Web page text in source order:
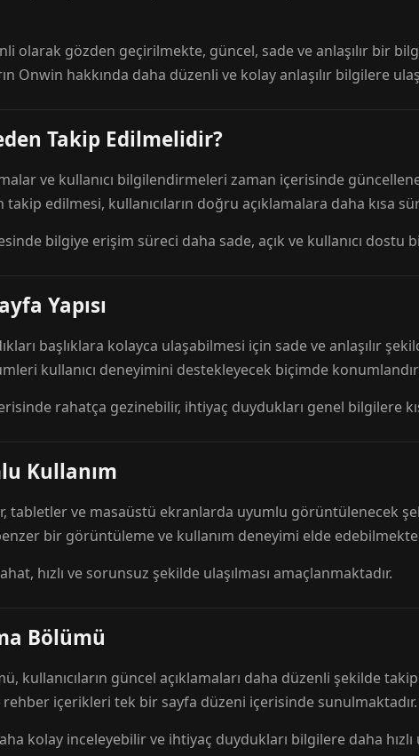
olarak gözden geçirilmekte, güncel, sade ve anlaşılır bir
Onwin hakkında daha düzenli ve kolay anlaşılır bilgilere
Takip Edilmelidir?
ve kullanıcı bilgilendirmeleri zaman içerisinde
edilmesi, kullanıcıların doğru açıklamalara daha kısa
bilgiye erişim süreci daha sade, açık ve kullanıcı dostu
Yapısı
başlıklara kolayca ulaşabilmesi için sade ve anlaşılır
kullanıcı deneyimini destekleyecek biçimde
rahatça gezinebilir, ihtiyaç duydukları genel bilgilere
Kullanım
tabletler ve masaüstü ekranlarda uyumlu görüntülenecek
bir görüntüleme ve kullanım deneyimi elde
hızlı ve sorunsuz şekilde ulaşılması amaçlanmaktadır.
Bölümü
kullanıcıların güncel açıklamaları daha düzenli şekilde
rehber içerikleri tek bir sayfa düzeni içerisinde sunulmaktadır.
kolay inceleyebilir ve ihtiyaç duydukları bilgilere daha hızlı